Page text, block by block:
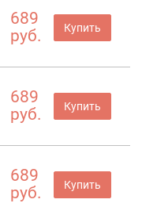
689
руб.
Купить
689
руб.
Купить
689
руб.
Купить